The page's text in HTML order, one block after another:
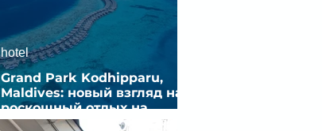
Grand Park Kodhipparu,
Maldives: новый взгляд на
роскошный отдых на
Мальдивах
hotel